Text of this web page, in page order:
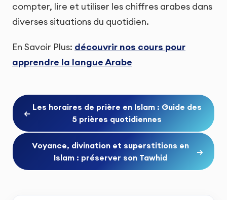
compter, lire et utiliser les chiffres arabes dans
diverses situations du quotidien.
En Savoir Plus: découvrir nos cours pour
apprendre la langue Arabe
←
Les horaires de prière en Islam : Guide des
5 prières quotidiennes
Voyance, divination et superstitions en
Islam : préserver son Tawhid
→